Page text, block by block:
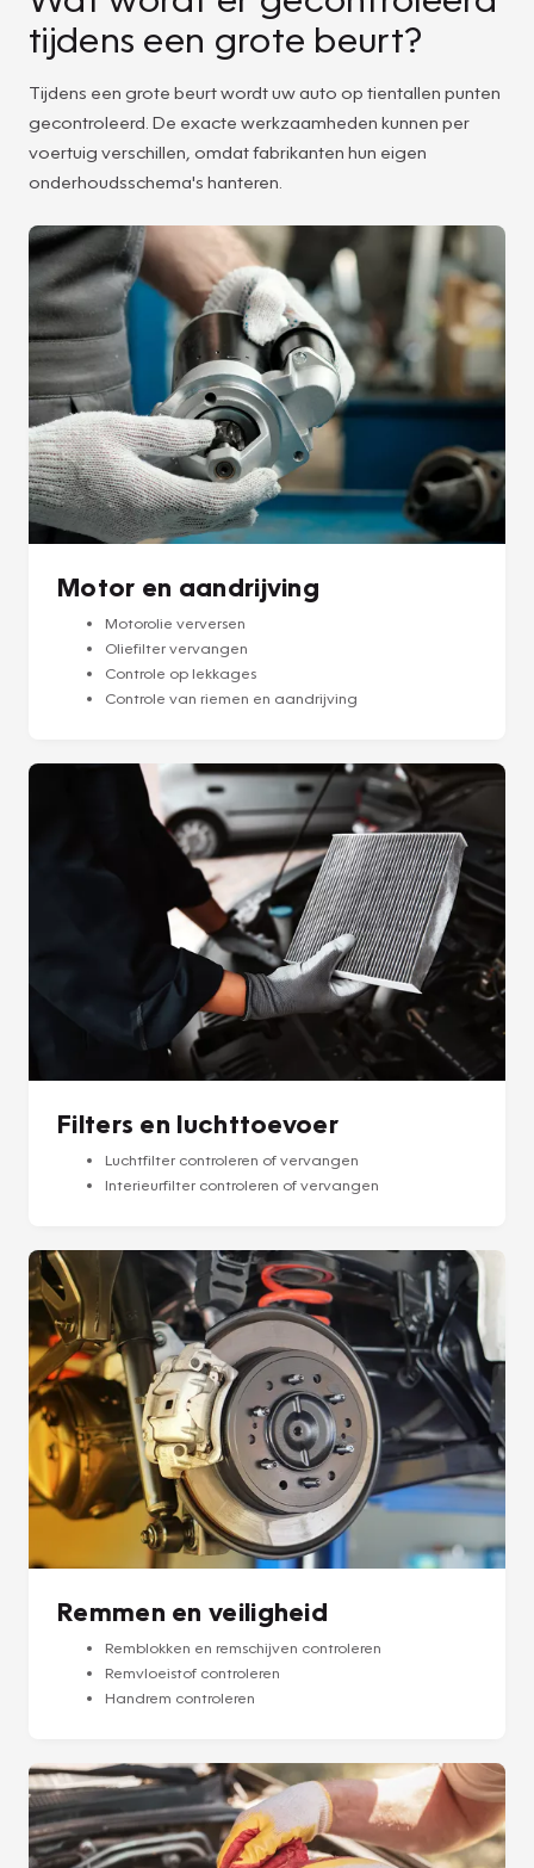
tijdens een grote beurt?
Tijdens een grote beurt wordt uw auto op tientallen punten
gecontroleerd. De exacte werkzaamheden kunnen per
voertuig verschillen, omdat fabrikanten hun eigen
onderhoudsschema's hanteren.
Motor en aandrijving
Motorolie verversen
Oliefilter vervangen
Controle op lekkages
Controle van riemen en aandrijving
Filters en luchttoevoer
Luchtfilter controleren of vervangen
Interieurfilter controleren of vervangen
Remmen en veiligheid
Remblokken en remschijven controleren
Remvloeistof controleren
Handrem controleren